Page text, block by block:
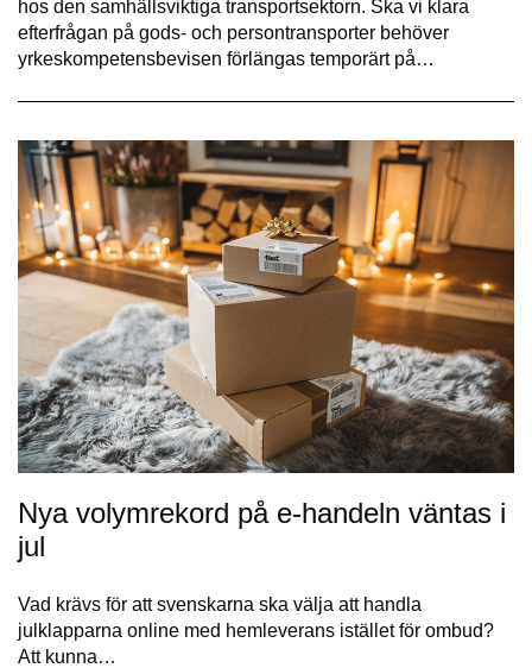
hos den samhällsviktiga transportsektorn. Ska vi klara
efterfrågan på gods- och persontransporter behöver
yrkeskompetensbevisen förlängas temporärt på…
Nya volymrekord på e-handeln väntas i
jul
Vad krävs för att svenskarna ska välja att handla
julklapparna online med hemleverans istället för ombud?
Att kunna…